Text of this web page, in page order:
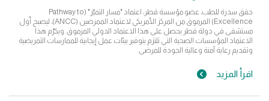
حقق سدرة للطب، عضو مؤسسة قطر، اعتماد "مسار التميّز" (Pathway to
Excellence) المرموق من المركز الأمريكي لاعتماد الممرضين (ANCC)، ليصبح أول
مستشفى في دولة قطر يحصل على هذا الاعتماد الدولي المرموق. ويكرّم هذا
الاعتماد المؤسسات الصحية التي تلتزم بتوفير بيئات عمل إيجابية للممارسات التمريضية
وتقديم رعاية آمنة وعالية الجودة للمرضى.
اقرأ المزيد